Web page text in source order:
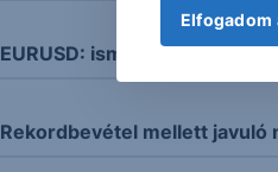
EURUSD: ismét gyengült a
Rekordbevétel mellett javuló